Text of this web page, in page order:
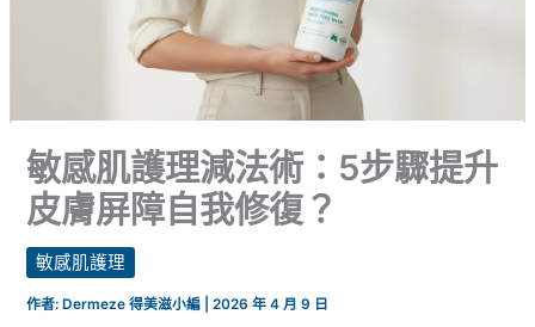
敏感肌護理減法術：5步驟提升
皮膚屏障自我修復？
敏感肌護理
作者: Dermeze 得美滋小編 |2026 年 4 月 9 日